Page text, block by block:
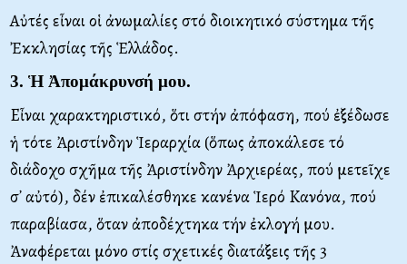
Aὐτές εἶναι οἱ ἀνωμαλίες στό διοικητικό σύστημα τῆς
Ἐκκλησίας τῆς Ἑλλάδος.
3. Ἡ Ἀπομάκρυνσή μου.
Eἶναι χαρακτηριστικό, ὅτι στήν ἀπόφαση, πού ἐξέδωσε
ἡ τότε Ἀριστίνδην Ἱεραρχία (ὅπως ἀποκάλεσε τό
διάδοχο σχῆμα τῆς Ἀριστίνδην Ἀρχιερέας, πού μετεῖχε
σ᾽ αὐτό), δέν ἐπικαλέσθηκε κανένα Ἱερό Kανόνα, πού
παραβίασα, ὅταν ἀποδέχτηκα τήν ἐκλογή μου.
Ἀναφέρεται μόνο στίς σχετικές διατάξεις τῆς 3